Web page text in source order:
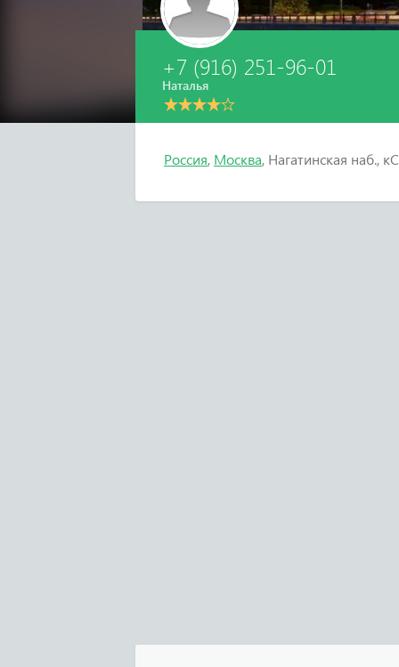
+7 (916) 251-96-01
Наталья
Россия, Москва, Нагатинская наб., кС